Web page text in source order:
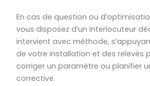
En cas de question ou
vous disposez d’un interlocuteur
intervient avec méthode,
de votre installation et des relevés
corriger un paramètre ou planifier
corrective.